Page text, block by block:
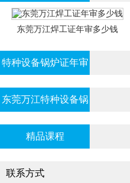
东莞万江焊工证年审多少钱
特种设备锅炉证年审
东莞万江特种设备锅
炉证年审
精品课程
联系方式